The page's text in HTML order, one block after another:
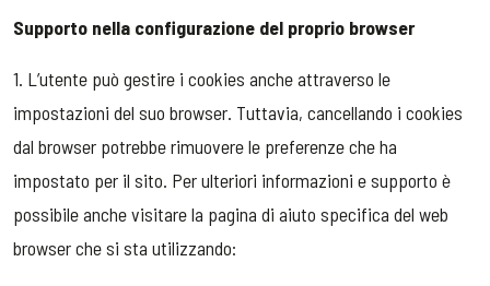
Supporto nella configurazione del proprio browser
1. L’utente può gestire i cookies anche attraverso le
impostazioni del suo browser. Tuttavia, cancellando i cookies
dal browser potrebbe rimuovere le preferenze che ha
impostato per il sito. Per ulteriori informazioni e supporto è
possibile anche visitare la pagina di aiuto specifica del web
browser che si sta utilizzando: